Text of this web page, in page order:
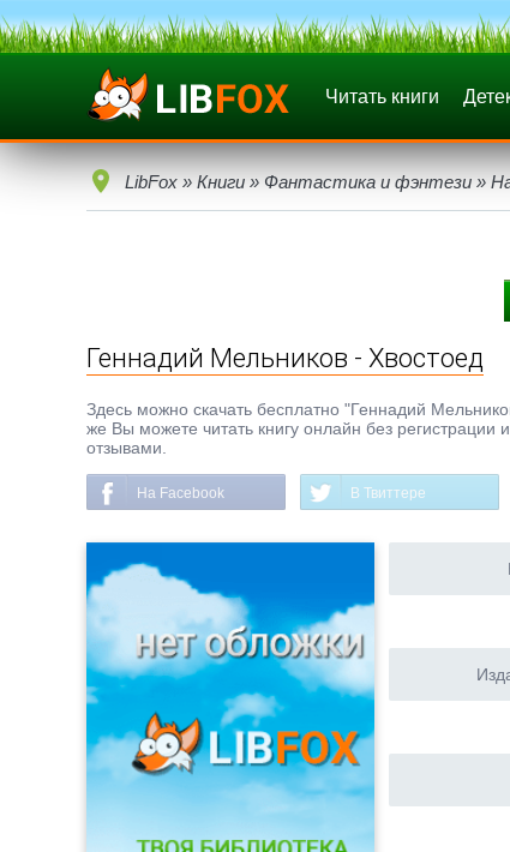
Читать книги
LibFox » Книги » Фантастика и фэнтези »
Геннадий Мельников - Хвостоед
Здесь можно скачать бесплатно "Геннадий
же Вы можете читать книгу онлайн без
отзывами.
На Facebook В Твиттере